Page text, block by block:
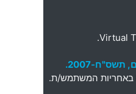
Virtual
באחריות המשתמש/ת.